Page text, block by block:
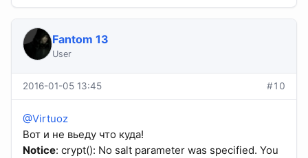
Fantom 13
User
2016-01-05 13:45 #10
@Virtuoz
Вот и не вьеду что куда!
Notice: crypt(): No salt parameter was specified. You